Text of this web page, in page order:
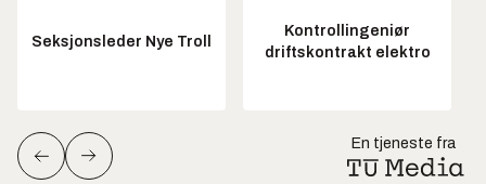
Seksjonsleder Nye Troll
Kontrollingeniør
driftskontrakt elektro
En tjeneste fra